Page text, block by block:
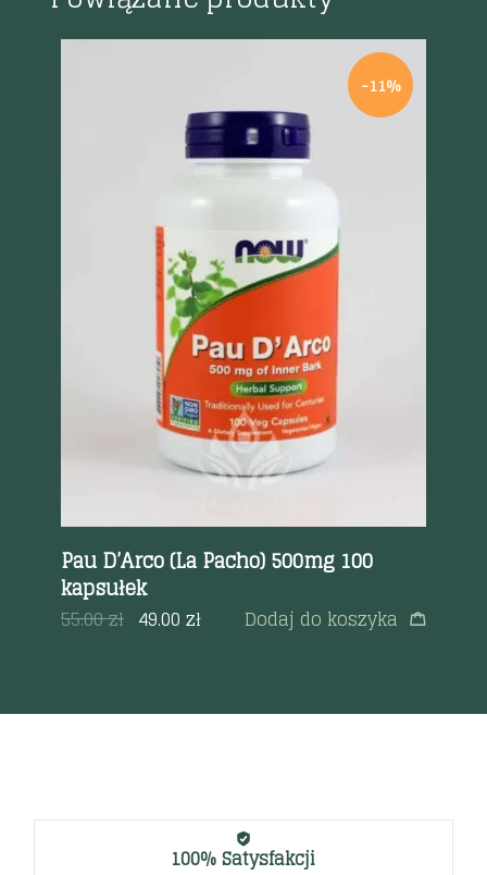
-11%
Szybki podgląd
Pau D’Arco (La Pacho) 500mg 100
kapsułek
55.00zł 49.00zł Dodaj do koszyka
100% Satysfakcji